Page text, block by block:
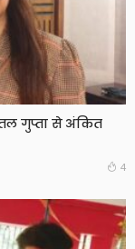
गुप्ता से अंकित
4